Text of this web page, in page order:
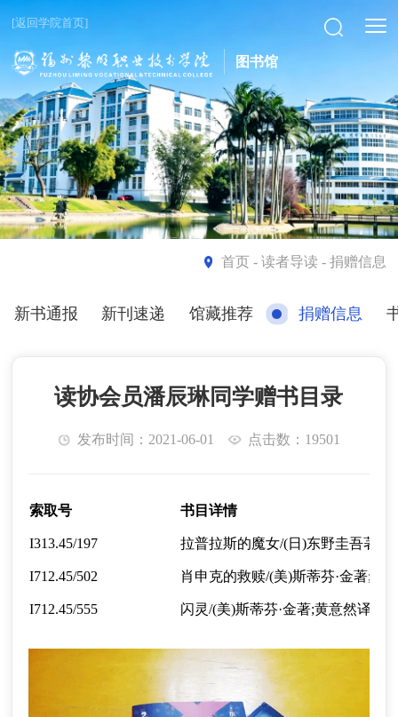
[返回学院首页]
图书馆
首页- 读者导读 - 捐赠信息
新书通报 新刊速递 馆藏推荐 捐赠信息
读协会员潘辰琳同学赠书目录
发布时间：2021-06-01 点击数：19501
索取号 书目详情
I313.45/197 拉普拉斯的魔女/(日)东野圭吾著;
I712.45/502 肖申克的救赎/(美)斯蒂芬·金著;施
I712.45/555 闪灵/(美)斯蒂芬·金著;黄意然译·-